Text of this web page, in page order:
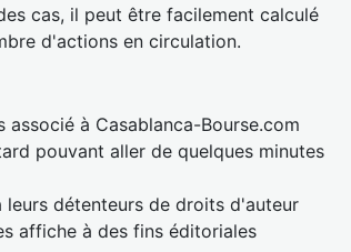
cas, il peut être facilement calculé
d'actions en circulation.
associé à Casablanca-Bourse.com
pouvant aller de quelques minutes
détenteurs de droits d'auteur
affiche à des fins éditoriales